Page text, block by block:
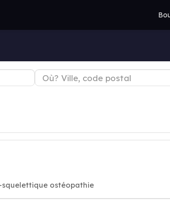
squelettique ostéopathie